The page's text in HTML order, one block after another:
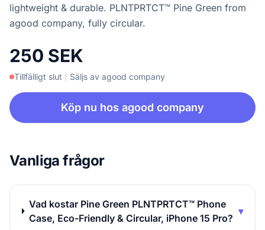
lightweight & durable. PLNTPRTCT™ Pine Green from
agood company, fully circular.
250 SEK
Tillfälligt slut Säljs av agood company
Köp nu hos agood company
Vanliga frågor
Vad kostar Pine Green PLNTPRTCT™ Phone
Case, Eco-Friendly & Circular, iPhone 15 Pro?
▾